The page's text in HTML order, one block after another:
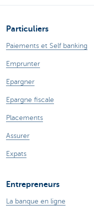
Particuliers
Paiements et Self banking
Emprunter
Epargner
Epargne fiscale
Placements
Assurer
Expats
Entrepreneurs
La banque en ligne